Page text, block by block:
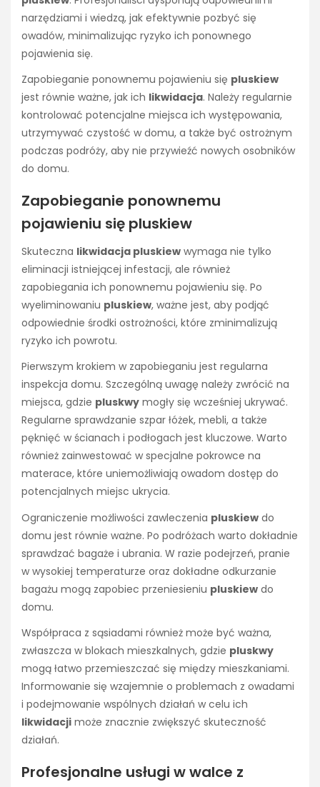
narzędziami i wiedzą, jak efektywnie pozbyć się
owadów, minimalizując ryzyko ich ponownego
pojawienia się.
Zapobieganie ponownemu pojawieniu się pluskiew
jest równie ważne, jak ich likwidacja. Należy regularnie
kontrolować potencjalne miejsca ich występowania,
utrzymywać czystość w domu, a także być ostrożnym
podczas podróży, aby nie przywieźć nowych osobników
do domu.
Zapobieganie ponownemu
pojawieniu się pluskiew
Skuteczna likwidacja pluskiew wymaga nie tylko
eliminacji istniejącej infestacji, ale również
zapobiegania ich ponownemu pojawieniu się. Po
wyeliminowaniu pluskiew, ważne jest, aby podjąć
odpowiednie środki ostrożności, które zminimalizują
ryzyko ich powrotu.
Pierwszym krokiem w zapobieganiu jest regularna
inspekcja domu. Szczególną uwagę należy zwrócić na
miejsca, gdzie pluskwy mogły się wcześniej ukrywać.
Regularne sprawdzanie szpar łóżek, mebli, a także
pęknięć w ścianach i podłogach jest kluczowe. Warto
również zainwestować w specjalne pokrowce na
materace, które uniemożliwiają owadom dostęp do
potencjalnych miejsc ukrycia.
Ograniczenie możliwości zawleczenia pluskiew do
domu jest równie ważne. Po podróżach warto dokładnie
sprawdzać bagaże i ubrania. W razie podejrzeń, pranie
w wysokiej temperaturze oraz dokładne odkurzanie
bagażu mogą zapobiec przeniesieniu pluskiew do
domu.
Współpraca z sąsiadami również może być ważna,
zwłaszcza w blokach mieszkalnych, gdzie pluskwy
mogą łatwo przemieszczać się między mieszkaniami.
Informowanie się wzajemnie o problemach z owadami
i podejmowanie wspólnych działań w celu ich
likwidacji może znacznie zwiększyć skuteczność
działań.
Profesjonalne usługi w walce z